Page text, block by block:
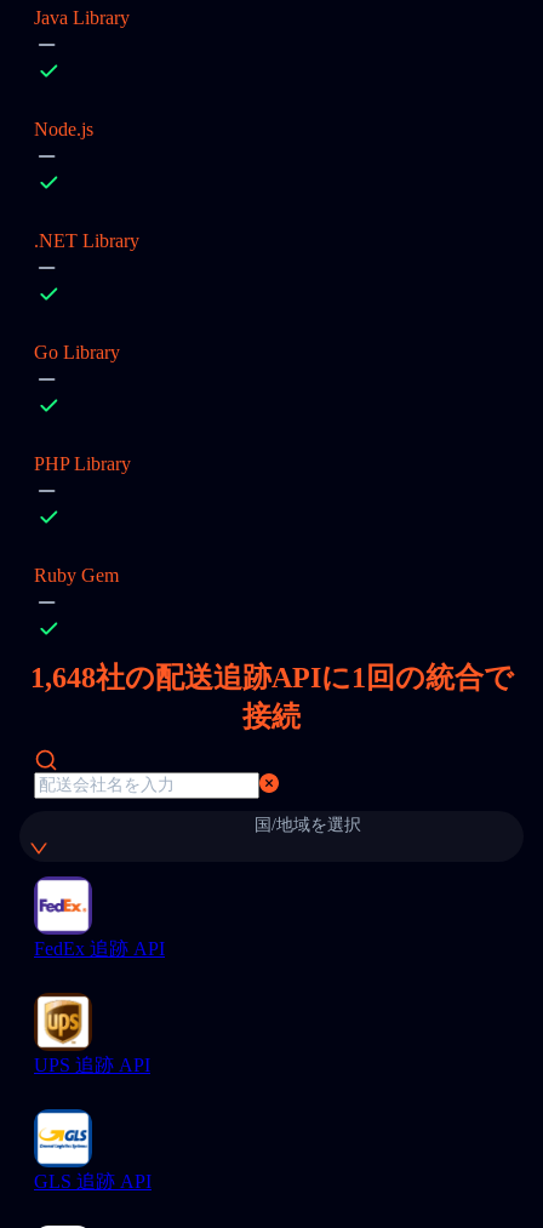
Java Library
Node.js
.NET Library
Go Library
PHP Library
Ruby Gem
1,648社の配送追跡APIに1回の統合で
接続
国/地域を選択
FedEx 追跡 API
UPS 追跡 API
GLS 追跡 API